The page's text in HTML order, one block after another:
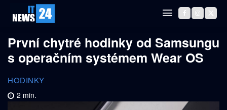
První chytré hodinky od Samsungu
s operačním systémem Wear OS
HODINKY
2 min.